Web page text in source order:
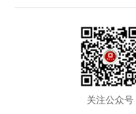
关注公众号